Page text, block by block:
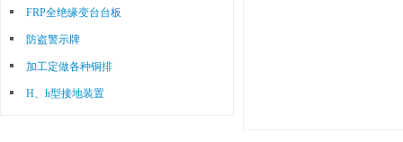
FRP全绝缘变台台板
防盗警示牌
加工定做各种铜排
H、h型接地装置